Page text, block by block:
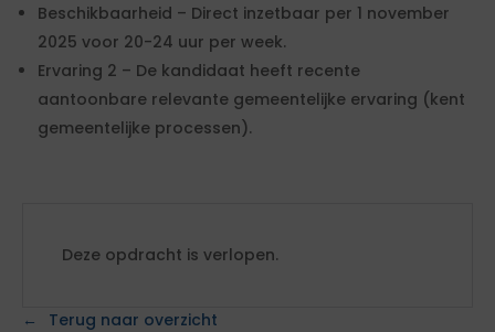
Beschikbaarheid – Direct inzetbaar per 1 november
2025 voor 20-24 uur per week.
Ervaring 2 – De kandidaat heeft recente
aantoonbare relevante gemeentelijke ervaring (kent
gemeentelijke processen).
Deze opdracht is verlopen.
Terug naar overzicht